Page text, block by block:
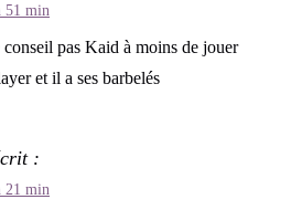
51 min
pas Kaid à moins de jouer
et il a ses barbelés
:
21 min